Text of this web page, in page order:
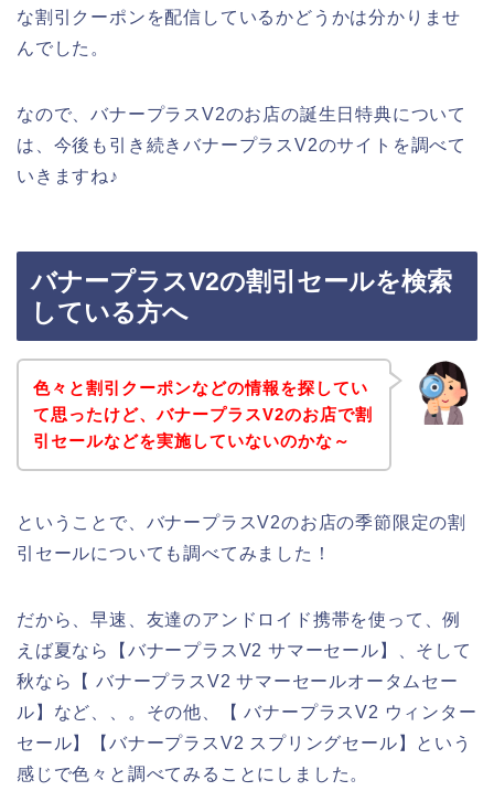
な割引クーポンを配信しているかどうかは分かりませ
んでした。
なので、バナープラスV2のお店の誕生日特典について
は、今後も引き続きバナープラスV2のサイトを調べて
いきますね♪
バナープラスV2の割引セールを検索
している方へ
色々と割引クーポンなどの情報を探してい
て思ったけど、バナープラスV2のお店で割
引セールなどを実施していないのかな～
ということで、バナープラスV2のお店の季節限定の割
引セールについても調べてみました！
だから、早速、友達のアンドロイド携帯を使って、例
えば夏なら【バナープラスV2 サマーセール】、そして
秋なら【 バナープラスV2 サマーセールオータムセー
ル】など、、。その他、【 バナープラスV2 ウィンター
セール】【バナープラスV2 スプリングセール】という
感じで色々と調べてみることにしました。